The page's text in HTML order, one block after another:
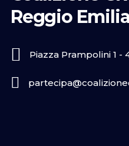
Reggio Emilia
Piazza Prampolini 1 -